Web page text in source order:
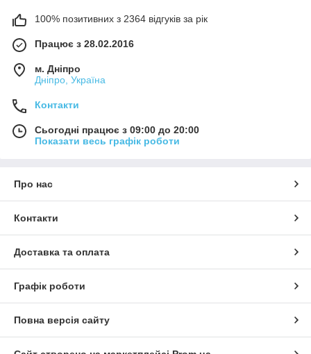
100% позитивних з 2364 відгуків за рік
Працює з 28.02.2016
м. Дніпро
Дніпро, Україна
Контакти
Сьогодні працює з 09:00 до 20:00
Показати весь графік роботи
Про нас
Контакти
Доставка та оплата
Графік роботи
Повна версія сайту